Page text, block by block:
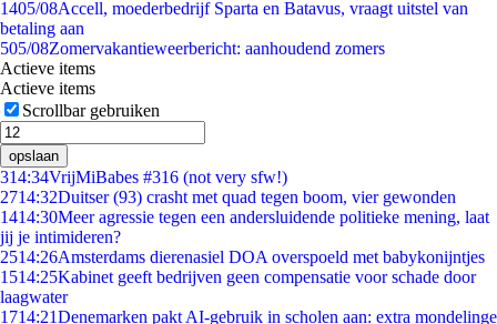
1405/08Accell, moederbedrijf Sparta en Batavus, vraagt uitstel van
betaling aan
505/08Zomervakantieweerbericht: aanhoudend zomers
Actieve items
Actieve items
Scrollbar gebruiken
opslaan
314:34VrijMiBabes #316 (not very sfw!)
2714:32Duitser (93) crasht met quad tegen boom, vier gewonden
1414:30Meer agressie tegen een andersluidende politieke mening, laat
jij je intimideren?
2514:26Amsterdams dierenasiel DOA overspoeld met babykonijntjes
1514:25Kabinet geeft bedrijven geen compensatie voor schade door
laagwater
1714:21Denemarken pakt AI-gebruik in scholen aan: extra mondelinge